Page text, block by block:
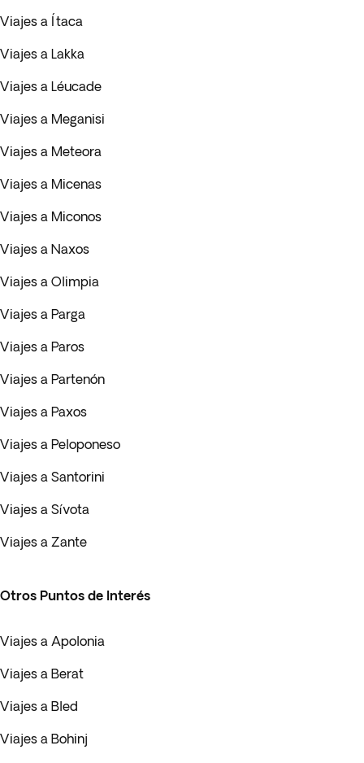
Viajes a Ítaca
Viajes a Lakka
Viajes a Léucade
Viajes a Meganisi
Viajes a Meteora
Viajes a Micenas
Viajes a Miconos
Viajes a Naxos
Viajes a Olimpia
Viajes a Parga
Viajes a Paros
Viajes a Partenón
Viajes a Paxos
Viajes a Peloponeso
Viajes a Santorini
Viajes a Sívota
Viajes a Zante
Otros Puntos de Interés
Viajes a Apolonia
Viajes a Berat
Viajes a Bled
Viajes a Bohinj